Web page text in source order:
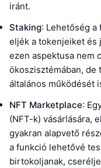
iránt.
Staking: Lehetőség a
eljék a tokenjeiket és
ezen aspektusa nem
ökoszisztémában, de
általános működését
NFT Marketplace:
(NFT-k) vásárlására,
gyakran alapvető
a funkció lehetővé
birtokoljanak,